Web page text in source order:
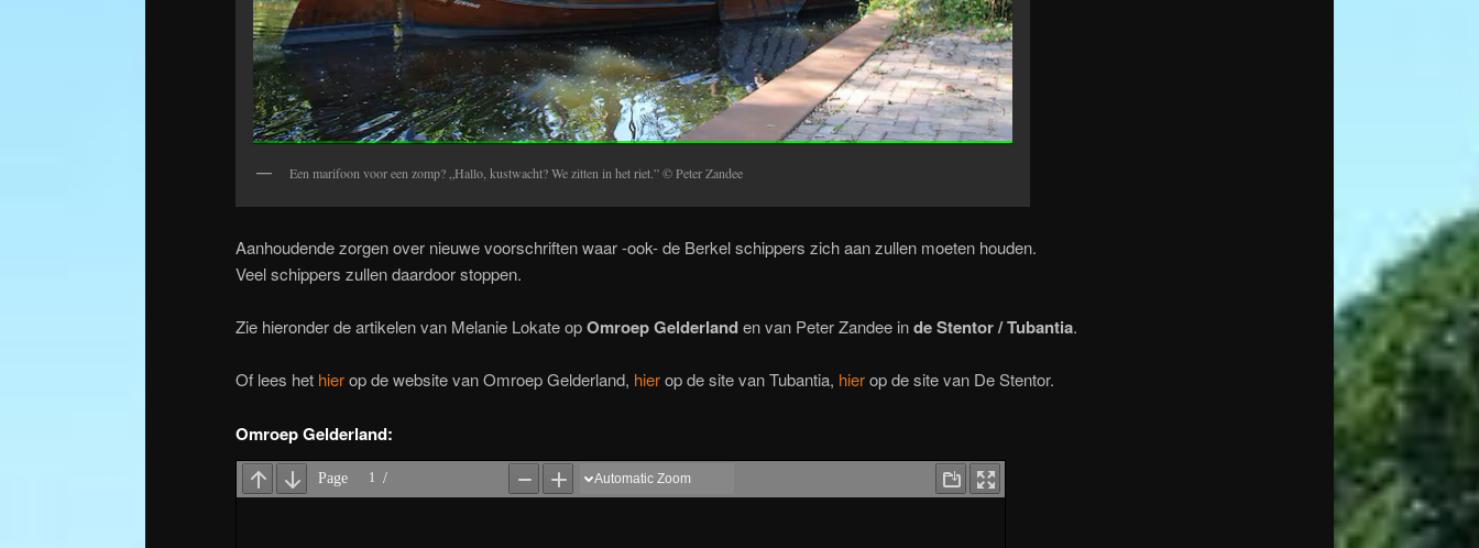
Een marifoon voor een zomp? „Hallo, kustwacht? We zitten in het riet.” © Peter Zandee
Aanhoudende zorgen over nieuwe voorschriften waar -ook- de Berkel schippers zich aan zullen moeten houden.
Veel schippers zullen daardoor stoppen.
Zie hieronder de artikelen van Melanie Lokate opOmroep Gelderlanden van Peter Zandee inde Stentor / Tubantia.
Of lees het hierop de website van Omroep Gelderland, hierop de site van Tubantia, hierop de site van De Stentor.
Omroep Gelderland: